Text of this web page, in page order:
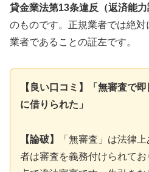
貸金業法第13条違反（返済能力
のものです。正規業者では絶
業者であることの証左です。
【良い口コミ】「無審査で
に借りられた」
【論破】
「無審査」は法律
者は審査を義務付けられて